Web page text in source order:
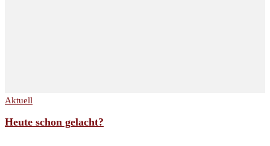
Aktuell
Heute schon gelacht?